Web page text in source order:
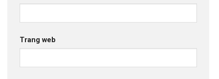
Trang web